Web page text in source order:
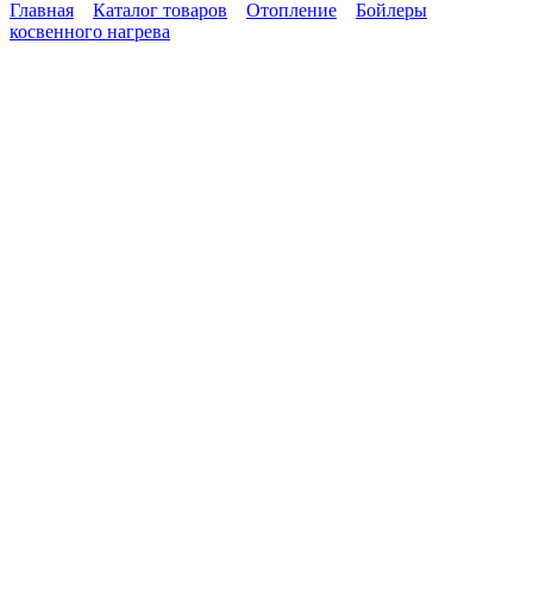
Главная
Каталог товаров Отопление
Бойлеры
косвенного нагрева